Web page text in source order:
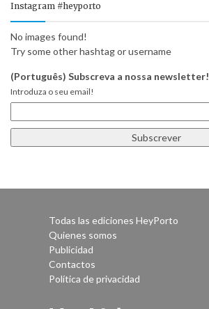
Instagram #heyporto
No images found!
Try some other hashtag or username
(Português) Subscreva a nossa newsletter!
Introduza o seu email!
Todas las ediciones HeyPorto
Quienes somos
Publicidad
Contactos
Política de privacidad